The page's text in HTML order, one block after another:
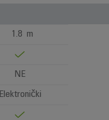
1.8 m
NE
Elektronički